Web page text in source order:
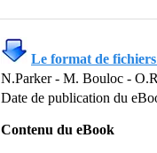
Le format de
N.Parker - M. Bouloc -
Date de publication du
Contenu du eBook